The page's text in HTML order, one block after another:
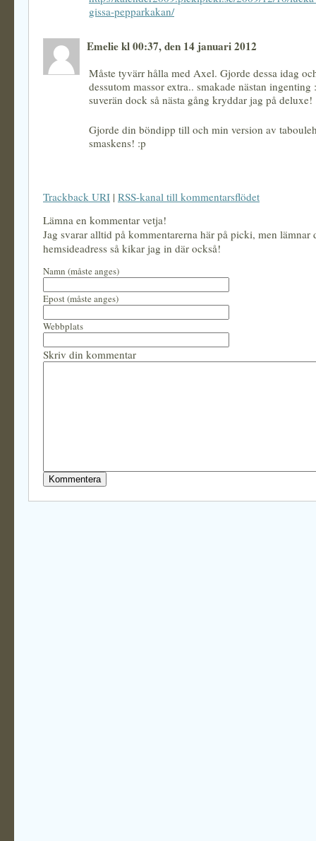
gissa-pepparkakan/
Emelie kl 00:37, den 14 januari 2012
Måste tyvärr hålla med Axel. Gjorde dessa idag
dessutom massor extra.. smakade nästan ingenting
suverän dock så nästa gång kryddar jag på deluxe!
Gjorde din böndipp till och min version av
smaskens! :p
Trackback URI | RSS-kanal till kommentarsflödet
Lämna en kommentar vetja!
Jag svarar alltid på kommentarerna här på picki, men lämnar
hemsideadress så kikar jag in där också!
Namn (måste anges)
Epost (måste anges)
Webbplats
Skriv din kommentar